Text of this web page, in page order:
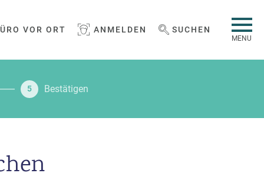
MENU
VOR ORT ANMELDEN WEBSEITE DURCHSUCHEN
SUCHEN
5 Bestätigen